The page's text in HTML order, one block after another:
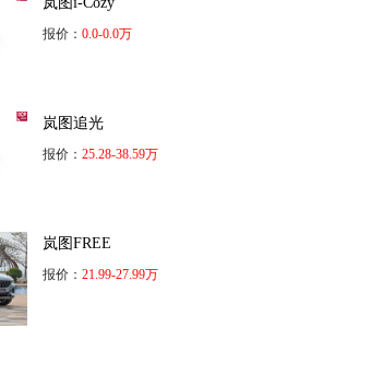
报价： 0.0-0.0万
岚图追光
报价： 25.28-38.59万
岚图FREE
报价： 21.99-27.99万